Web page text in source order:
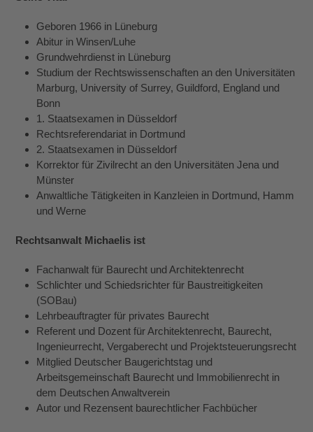
Geboren 1966 in Lüneburg
Abitur in Winsen/Luhe
Grundwehrdienst in Lüneburg
Studium der Rechtswissenschaften an den Universitäten
Marburg, University of Surrey, Guildford, England und
Bonn
1. Staatsexamen in Düsseldorf
Rechtsreferendariat in Dortmund
2. Staatsexamen in Düsseldorf
Korrektor für Zivilrecht an den Universitäten Jena und
Münster
Anwaltliche Tätigkeiten in Kanzleien in Dortmund, Hamm
und Werne
Rechtsanwalt Michaelis ist
Fachanwalt für Baurecht und Architektenrecht
Schlichter und Schiedsrichter für Baustreitigkeiten
(SOBau)
Lehrbeauftragter für privates Baurecht
Referent und Dozent für Architektenrecht, Baurecht,
Ingenieurrecht, Vergaberecht und Projektsteuerungsrecht
Mitglied Deutscher Baugerichtstag und
Arbeitsgemeinschaft Baurecht und Immobilienrecht in
dem Deutschen Anwaltverein
Autor und Rezensent baurechtlicher Fachbücher